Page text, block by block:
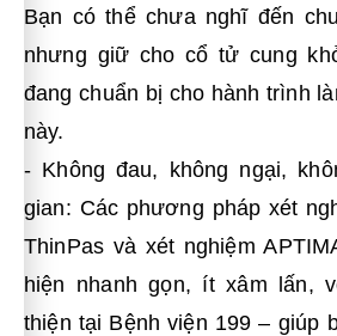
Bạn có thể chưa nghĩ đến
nhưng giữ cho cổ tử cung
đang chuẩn bị cho hành trình
này.
- Không đau, không ngại,
gian: Các phương pháp xét
ThinPas và xét nghiệm
hiện nhanh gọn, ít xâm lấn,
thiện tại Bệnh viện 199 – giúp